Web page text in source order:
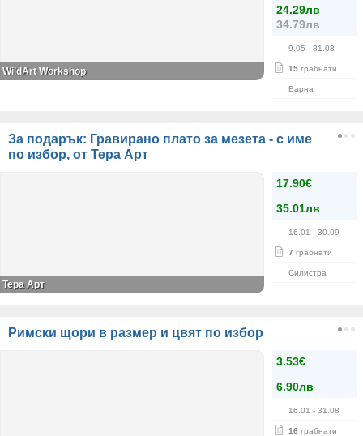
24.29лв
34.79лв
9.05 - 31.08
15 грабнати
Варна
WildArt Workshop
За подарък: Гравирано плато за мезета - с име
по избор, от Тера Арт
17.90€
35.01лв
16.01 - 30.09
7 грабнати
Силистра
Тера Арт
Римски щори в размер и цвят по избор
3.53€
6.90лв
16.01 - 31.08
16 грабнати